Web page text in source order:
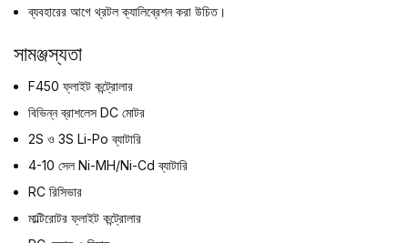
ব্যবহারের আগে থ্রটল ক্যালিব্রেশন করা উচিত।
সামঞ্জস্যতা
F450 ফ্লাইট কন্ট্রোলার
বিভিন্ন ব্রাশলেস DC মোটর
2S ও 3S Li-Po ব্যাটারি
4-10 সেল Ni-MH/Ni-Cd ব্যাটারি
RC রিসিভার
মাল্টিরোটর ফ্লাইট কন্ট্রোলার